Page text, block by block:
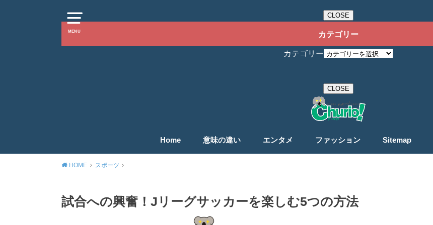
MENU
CLOSE
カテゴリー
カテゴリー
CLOSE
Home 意味の違い エンタメ ファッション Sitemap
HOME スポーツ
試合への興奮！Jリーグサッカーを楽しむ5つの方法